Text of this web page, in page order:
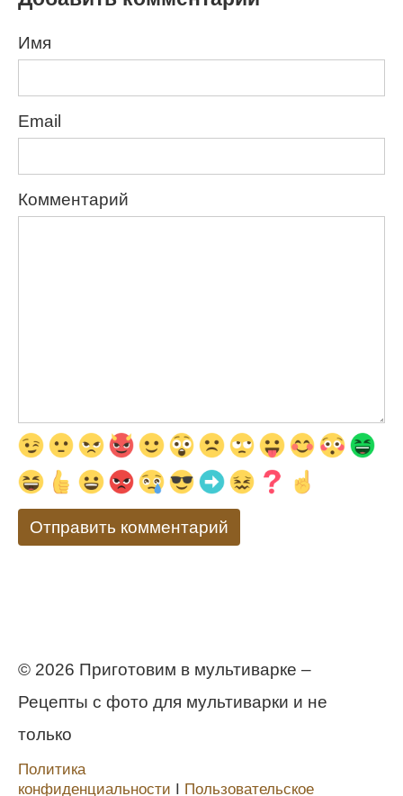
Имя
Email
Комментарий
© 2026 Приготовим в мультиварке –
Рецепты с фото для мультиварки и не
только
Политика
конфиденциальности
Пользовательское